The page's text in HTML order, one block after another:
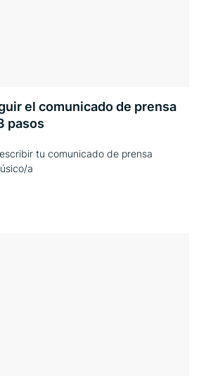
el comunicado de prensa
pasos
tu comunicado de prensa
a